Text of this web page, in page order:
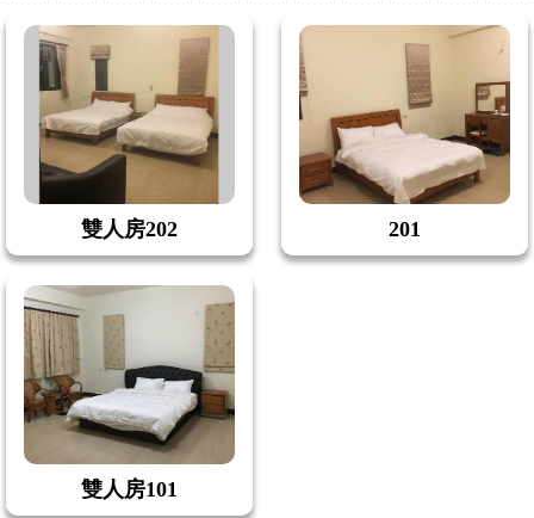
雙人房202 201
雙人房101